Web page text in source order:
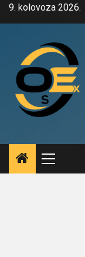
Skip9. kolovoza 2026.
Primary
Menu